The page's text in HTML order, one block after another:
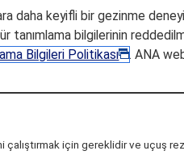
ve Şehir Bilgileri
daha keyifli bir gezinme
tür tanımlama bilgilerinin
Bilgileri Politikası
. ANA
için gereklidir ve uçuş